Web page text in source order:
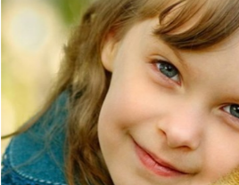
입학절차
STUDY OVERSEAS